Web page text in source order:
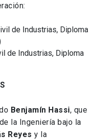
de Industrias, Diploma
de Industrias, Diploma
Benjamín Hassi, que
la Ingeniería bajo la
Reyesy la